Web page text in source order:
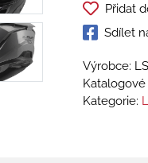
Přidat
Sdílet
Výrobce:
Katalogové
Kategorie: